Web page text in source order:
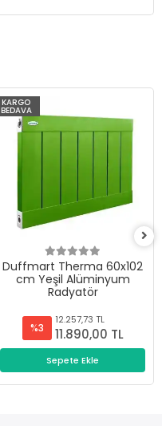
KARGO
BEDAVA
Duffmart Therma 60x102
cm Yeşil Alüminyum
Radyatör
%3
12.257,73 TL
11.890,00 TL
Sepete Ekle